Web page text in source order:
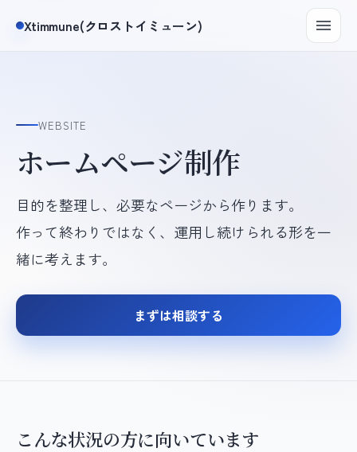
Xtimmune(クロストイミューン)
WEBSITE
ホームページ制作
目的を整理し、必要なページから作ります。
作って終わりではなく、運用し続けられる形を一
緒に考えます。
まずは相談する
こんな状況の方に向いています